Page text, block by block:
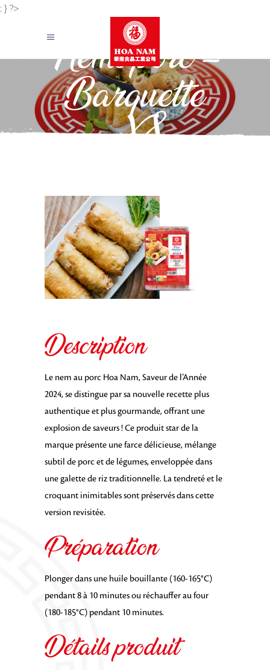
; } ?>
Nems porc –
Barquette
X8
Description
Le nem au porc Hoa Nam, Saveur de l’Année
2024, se distingue par sa nouvelle recette plus
authentique et plus gourmande, offrant une
explosion de saveurs ! Ce produit star de la
marque présente une farce délicieuse, mélange
subtil de porc et de légumes, enveloppée dans
une galette de riz traditionnelle. La tendreté et le
croquant inimitables sont préservés dans cette
version revisitée.
Préparation
Plonger dans une huile bouillante (160-165°C)
pendant 8 à 10 minutes ou réchauffer au four
(180-185°C) pendant 10 minutes.
Détails produit